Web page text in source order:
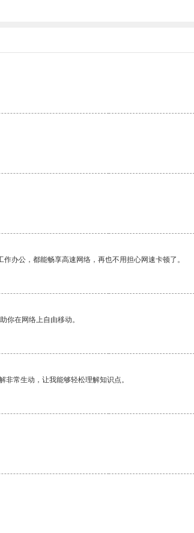
办公，都能畅享高速网络，再也不用担心网速卡顿了。
你在网络上自由移动。
常生动，让我能够轻松理解知识点。